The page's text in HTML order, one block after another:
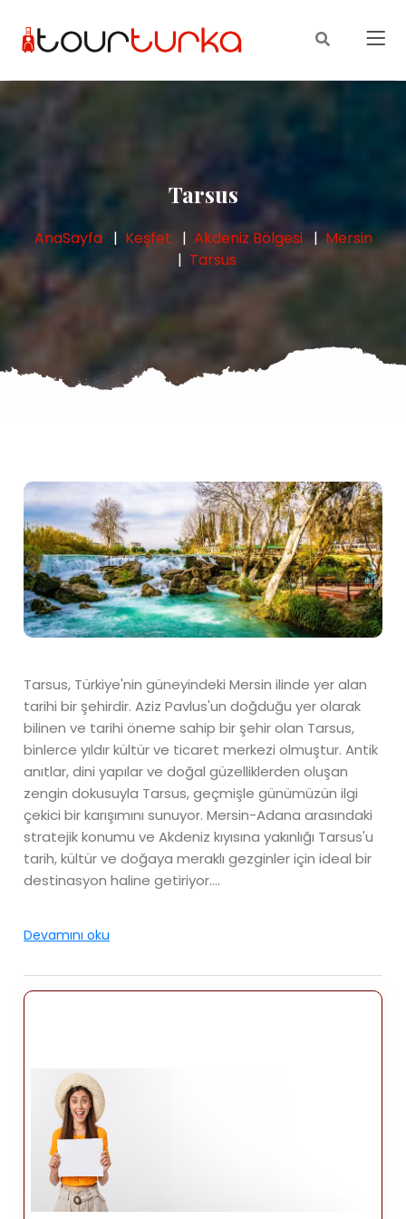
Tarsus
AnaSayfa Keşfet Akdeniz Bölgesi
Mersin
Tarsus
Tarsus, Türkiye'nin güneyindeki Mersin ilinde yer alan
tarihi bir şehirdir. Aziz Pavlus'un doğduğu yer olarak
bilinen ve tarihi öneme sahip bir şehir olan Tarsus,
binlerce yıldır kültür ve ticaret merkezi olmuştur. Antik
anıtlar, dini yapılar ve doğal güzelliklerden oluşan
zengin dokusuyla Tarsus, geçmişle günümüzün ilgi
çekici bir karışımını sunuyor. Mersin-Adana arasındaki
stratejik konumu ve Akdeniz kıyısına yakınlığı Tarsus'u
tarih, kültür ve doğaya meraklı gezginler için ideal bir
destinasyon haline getiriyor.
Adana'nın ise 40 kilometre batısında yer alıyor ve her
Tarsus'un konumu, onu tarih boyunca stratejik ve
önemli bir şehir haline getirmiş, Doğu ile Batı
arasındaki antik ticaret yollarının önemli bir durağı
olmuştur. Bugünkü konumu, ziyaretçilere hem Akdeniz
kıyı şeridine hem de Türkiye'nin güneyindeki iç
kesimlerdeki cazibe merkezlerine kolay erişim
sağlamaktadır.
Devamını oku